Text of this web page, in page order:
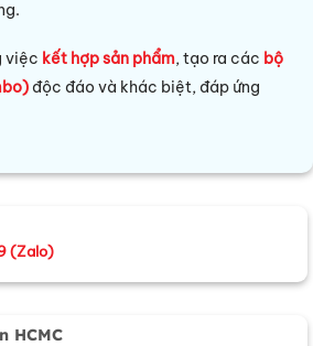
việc kết hợp sản phẩm, tạo ra các bộ
độc đáo và khác biệt, đáp ứng
(Zalo)
HCMC